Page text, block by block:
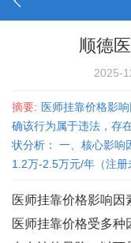
顺德
2025-
摘要: 医师挂靠价格影
确该行为属于违法，存
状分析： 一、核心影响
1.2万-2.5万元/年（注册
医师挂靠价格影响因
医师挂靠价格受多种